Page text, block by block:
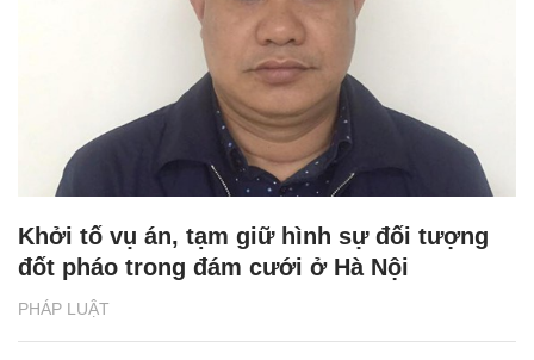
PHÁP LUẬT
Khởi tố vụ án, tạm giữ hình sự đối tượng
đốt pháo trong đám cưới ở Hà Nội